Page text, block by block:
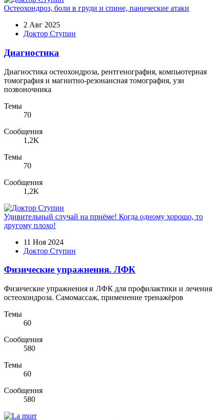
Остеохондроз, боли в груди и спине, панические атаки
2 Авг 2025
Доктор Ступин
Диагностика
Диагностика остеохондроза, рентгенография, компьютерная
томография и магнитно-резонансная томография, узи
позвоночника
Темы
70
Сообщения
1,2K
Темы
70
Сообщения
1,2K
Удивительный случай на приёме! Когда одному хорошо, то
другому плохо!
11 Ноя 2024
Доктор Ступин
Физические упражнения. ЛФК
Физические упражнения и ЛФК для профилактики и лечения
остеохондроза. Самомассаж, применение тренажёров
Темы
60
Сообщения
580
Темы
60
Сообщения
580